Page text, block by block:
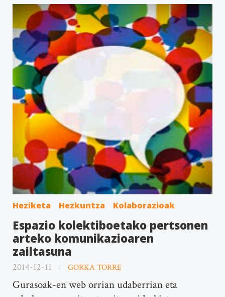
Heziketa Hezkuntza Kolaborazioak
Espazio kolektiboetako pertsonen
arteko komunikazioaren
zailtasuna
2014-12-11 GORKA TORRE
Gurasoak-en web orrian udaberrian eta